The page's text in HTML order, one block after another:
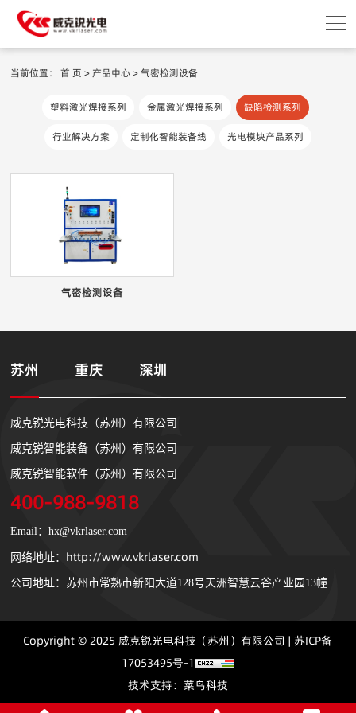
当前位置：首 页 > 产品中心 >气密检测设备
塑料激光焊接系列 金属激光焊接系列 缺陷检测系列
行业解决方案 定制化智能装备线 光电模块产品系列
气密检测设备
苏州 重庆 深圳
威克锐光电科技（苏州）有限公司
威克锐智能装备（苏州）有限公司
威克锐智能软件（苏州）有限公司
400-988-9818
Email：hx@vkrlaser.com
网络地址： http://www.vkrlaser.com
公司地址：苏州市常熟市新阳大道128号天洲智慧云谷产业园13幢
Copyright © 2025 威克锐光电科技（苏州）有限公司 |苏ICP备
17053495号-1
技术支持： 菜鸟科技